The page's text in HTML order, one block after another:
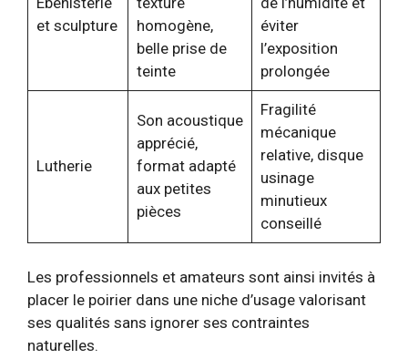
et sculpture
homogène,
belle prise de
teinte
éviter
l’exposition
prolongée
Lutherie
Son acoustique
apprécié,
format adapté
aux petites
pièces
Fragilité
mécanique
relative, disque
usinage
minutieux
conseillé
Les professionnels et amateurs sont ainsi invités à
placer le poirier dans une niche d’usage valorisant
ses qualités sans ignorer ses contraintes
naturelles.